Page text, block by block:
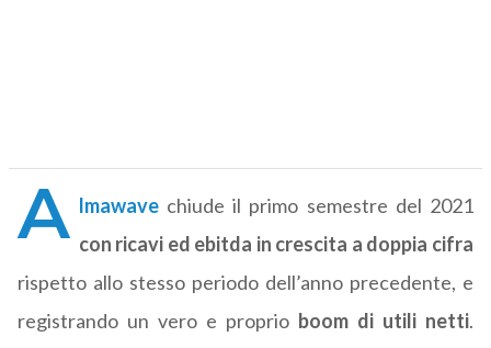
A lmawave chiude il primo semestre del 2021
con ricavi ed ebitda in crescita a doppia cifra
rispetto allo stesso periodo dell’anno precedente, e
registrando un vero e proprio boom di utili netti.